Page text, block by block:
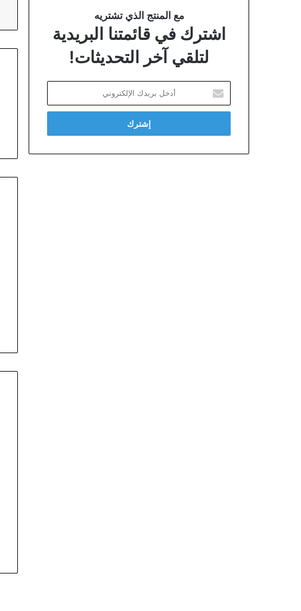
مع المنتج الذي تشتريه
اشترك في قائمتنا البريدية
لتلقي آخر التحديثات!
بريدك
الإلكتروني